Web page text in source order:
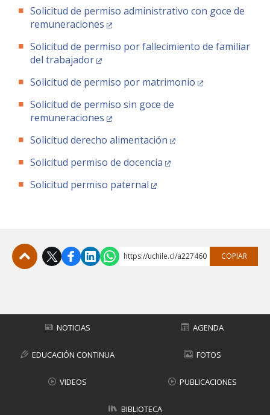
CREACIÓN E INVESTIGACIÓN
BIBLIOTECA
DEPARTAMENTOS
FACULTAD
Estudiantes
Académicas/os
Solicitud de permiso administrativo con goce de
remuneraciones
Solicitud de permiso por fallecimiento de familiar
del trabajador
Solicitud de permiso por matrimonio
Solicitud de permiso sin goce de
remuneraciones
Solicitud derecho alimentación
Solicitud permiso de docencia
Solicitud permiso paternal
https://uchile.cl/a227460 COPIAR
NOTICIAS AGENDA
EDUCACIÓN CONTINUA FOTOS
VIDEOS PUBLICACIONES
BIBLIOTECA